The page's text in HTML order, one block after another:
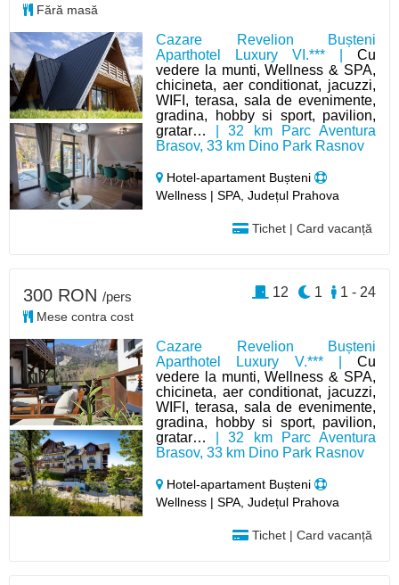
Cazare Revelion Bușteni
Aparthotel Luxury VI.*** | Cu
vedere la munti, Wellness & SPA,
chicineta, aer conditionat, jacuzzi,
WIFI, terasa, sala de evenimente,
gradina, hobby si sport, pavilion,
gratar…
| 32 km Parc Aventura
Brasov, 33 km Dino Park Rasnov
Hotel-apartament Bușteni
Wellness | SPA, Județul Prahova
Tichet | Card vacanță
Fără masă
Cazare Revelion Bușteni
Aparthotel Luxury V.*** | Cu
vedere la munti, Wellness & SPA,
chicineta, aer conditionat, jacuzzi,
WIFI, terasa, sala de evenimente,
gradina, hobby si sport, pavilion,
gratar…
| 32 km Parc Aventura
Brasov, 33 km Dino Park Rasnov
Hotel-apartament Bușteni
Wellness | SPA, Județul Prahova
Tichet | Card vacanță
300 RON /pers
Mese contra cost
1 - 24
1
12